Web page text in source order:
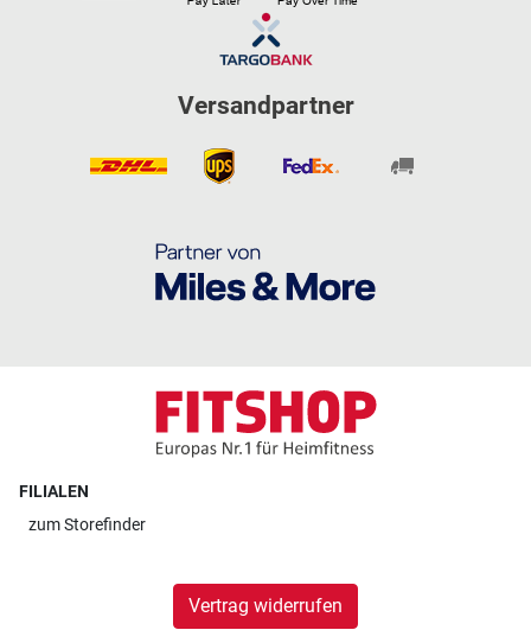
Versandpartner
FILIALEN
zumStorefinder
Vertrag widerrufen